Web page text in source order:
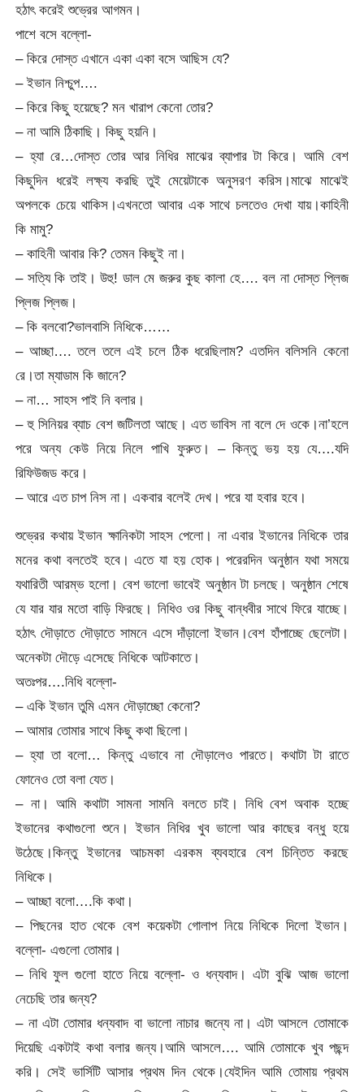
হঠাৎ করেই শুভ্রের আগমন।
পাশে বসে বল্লো-
– কিরে দোস্ত এখানে একা একা বসে আছিস যে?
– ইভান নিশ্চুপ….
– কিরে কিছু হয়েছে? মন খারাপ কেনো তোর?
– না আমি ঠিকাছি। কিছু হয়নি।
– হ্যা রে…দোস্ত তোর আর নিধির মাঝের ব্যাপার টা কিরে। আমি বেশ
কিছুদিন ধরেই লক্ষ্য করছি তুই মেয়েটাকে অনুসরণ করিস।মাঝে মাঝেই
অপলকে চেয়ে থাকিস।এখনতো আবার এক সাথে চলতেও দেখা যায়।কাহিনী
কি মামু?
– কাহিনী আবার কি? তেমন কিছুই না।
– সত্যি কি তাই। উহু! ডাল মে জরুর কুছ কালা হে…. বল না দোস্ত প্লিজ
প্লিজ প্লিজ।
– কি বলবো?ভালবাসি নিধিকে……
– আচ্ছা…. তলে তলে এই চলে ঠিক ধরেছিলাম? এতদিন বলিসনি কেনো
রে।তা ম্যাডাম কি জানে?
– না… সাহস পাই নি বলার।
– হু সিনিয়র ব্যাচ বেশ জটিলতা আছে। এত ভাবিস না বলে দে ওকে।না’হলে
পরে অন্য কেউ নিয়ে নিলে পাখি ফুরুত। – কিন্তু ভয় হয় যে….যদি
রিফিউজড করে।
– আরে এত চাপ নিস না। একবার বলেই দেখ। পরে যা হবার হবে।
শুভ্রের কথায় ইভান ক্ষানিকটা সাহস পেলো। না এবার ইভানের নিধিকে তার
মনের কথা বলতেই হবে। এতে যা হয় হোক। পরেরদিন অনুষ্ঠান যথা সময়ে
যথারিতী আরম্ভ হলো। বেশ ভালো ভাবেই অনুষ্ঠান টা চলছে। অনুষ্ঠান শেষে
যে যার যার মতো বাড়ি ফিরছে। নিধিও ওর কিছু বান্ধবীর সাথে ফিরে যাচ্ছে।
হঠাৎ দৌড়াতে দৌড়াতে সামনে এসে দাঁড়ালো ইভান।বেশ হাঁপাচ্ছে ছেলেটা।
অনেকটা দৌড়ে এসেছে নিধিকে আটকাতে।
অতঃপর….নিধি বল্লো-
– একি ইভান তুমি এমন দৌড়াচ্ছো কেনো?
– আমার তোমার সাথে কিছু কথা ছিলো।
– হ্যা তা বলো… কিন্তু এভাবে না দৌড়ালেও পারতে। কথাটা টা রাতে
ফোনেও তো বলা যেত।
– না। আমি কথাটা সামনা সামনি বলতে চাই। নিধি বেশ অবাক হচ্ছে
ইভানের কথাগুলো শুনে। ইভান নিধির খুব ভালো আর কাছের বন্ধু হয়ে
উঠেছে।কিন্তু ইভানের আচমকা এরকম ব্যবহারে বেশ চিন্তিত করছে
নিধিকে।
– আচ্ছা বলো….কি কথা।
– পিছনের হাত থেকে বেশ কয়েকটা গোলাপ নিয়ে নিধিকে দিলো ইভান।
বল্লো- এগুলো তোমার।
– নিধি ফুল গুলো হাতে নিয়ে বল্লো- ও ধন্যবাদ। এটা বুঝি আজ ভালো
নেচেছি তার জন্য?
– না এটা তোমার ধন্যবাদ বা ভালো নাচার জন্যে না। এটা আসলে তোমাকে
দিয়েছি একটাই কথা বলার জন্য।আমি আসলে…. আমি তোমাকে খুব পছন্দ
করি। সেই ভার্সিটি আসার প্রথম দিন থেকে।যেইদিন আমি তোমায় প্রথম